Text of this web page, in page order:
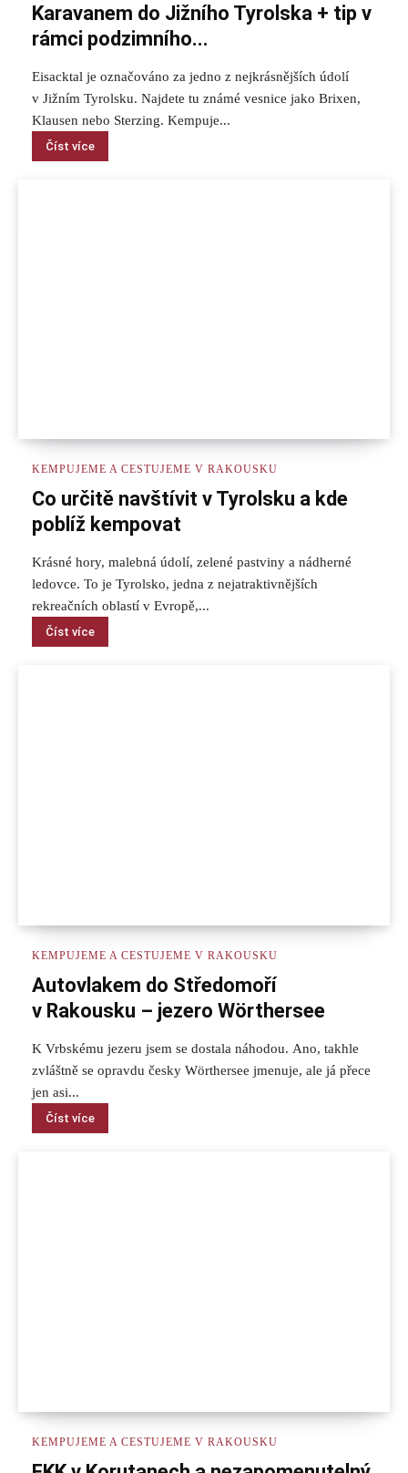
Karavanem do Jižního Tyrolska + tip v
rámci podzimního...
Eisacktal je označováno za jedno z nejkrásnějších údolí
v Jižním Tyrolsku. Najdete tu známé vesnice jako Brixen,
Klausen nebo Sterzing. Kempuje...
Číst více
KEMPUJEME A CESTUJEME V RAKOUSKU
Co určitě navštívit v Tyrolsku a kde
poblíž kempovat
Krásné hory, malebná údolí, zelené pastviny a nádherné
ledovce. To je Tyrolsko, jedna z nejatraktivnějších
rekreačních oblastí v Evropě,...
Číst více
KEMPUJEME A CESTUJEME V RAKOUSKU
Autovlakem do Středomoří
v Rakousku – jezero Wörthersee
K Vrbskému jezeru jsem se dostala náhodou. Ano, takhle
zvláštně se opravdu česky Wörthersee jmenuje, ale já přece
jen asi...
Číst více
KEMPUJEME A CESTUJEME V RAKOUSKU